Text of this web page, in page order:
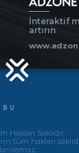
İnteraktif
artırın
Hakları Saklıdır.
tüm hakları